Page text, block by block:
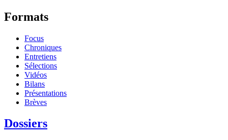
Formats
Focus
Chroniques
Entretiens
Sélections
Vidéos
Bilans
Présentations
Brèves
Dossiers